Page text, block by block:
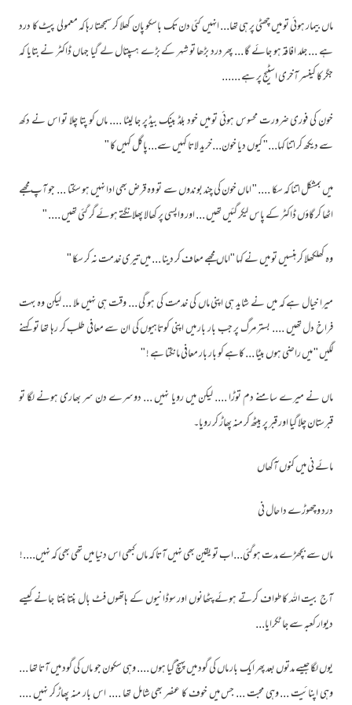
ماں بیمار ہوئی تو میں چھٹی پر ہی تھا... انہیں کئی دن تک باسکو پان کھلا کر سمجھتا رہا کہ معمولی پیٹ کا درد
ہے ... جلد افاقہ ہو جائے گا ... پھر درد بڑھا تو شہر کے بڑے ہسپتال لے گیا جہاں ڈاکٹر نے بتایا کہ
جگر کا کینسر آخری اسٹیج پر ہے ......
خون کی فوری ضرورت محسوس ہوئی تو میں خود بلڈ بینک بیڈ پر جا لیٹا .... ماں کو پتا چلا تو اس نے دکھ
سے دیکھ کر اتنا کہا..." کیوں دیا خون...خرید لاتا کہیں سے...پاگل کہیں کا "
میں بمشکل اتنا کہ سکا .... " اماں خون کی چند بوندوں سے تو وہ قرض بھی ادا نہیں ہو سکتا ... جو آپ مجھے
اٹھا کر گاؤں ڈاکٹر کے پاس لیکر گئیں تھیں ... اور واپسی پر کھالا پھلانگتے ہوئے گر گئی تھیں .... "
وہ کھلکھلا کر ہنسیں تو میں نے کہا "اماں مجھے معاف کر دینا ... میں تیری خدمت نہ کر سکا "
میرا خیال ہے کہ میں نے شاید ہی اپنی ماں کی خدمت کی ہو گی ... وقت ہی نہیں ملا ... لیکن وہ بہت
فراخ دل تھیں .... بستر مرگ پر جب بار بار میں اپنی کوتاہیوں کی ان سے معافی طلب کر رہا تھا تو کہنے
لگیں " میں راضی ہوں بیٹا ... کاہے کو بار بار معافی مانگتا ہے ! "
ماں نے میرے سامنے دم توڑا .... لیکن میں رویا نہیں ... دوسرے دن سر بھاری ہونے لگا تو
قبرستان چلا گیا اور قبر پر بیٹھ کر منہ پھاڑ کر رویا۔
مائے نی میں کنوں آکھاں
درد وچھوڑے دا حال نی
ماں سے بچھڑے مدت ہوگئی...اب تو یقین بھی نہیں آتا کہ ماں کبھی اس دنیا میں تھی بھی کہ نہیں....!
آج بیت اللہ کا طواف کرتے ہوئے پٹھانوں اور سوڈانیوں کے ہاتھوں فٹ بال بنتا بنتا جانے کیسے
دیوار کعبہ سے جا ٹکرایا...
یوں لگا جیسے مدتوں بعد پھر ایک بار ماں کی گود میں پہنچ گیا ہوں .... وہی سکون جو ماں کی گود میں آتا تھا ...
وہی اپنائیت ... وہی محبت ... جس میں خوف کا عنصر بھی شامل تھا .... اس بار منہ پھاڑ کر نہیں ....